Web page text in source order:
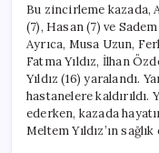
Bu zincirleme kazada,
(7), Hasan (7) ve
Ayrıca, Musa Uzun,
Fatma Yıldız, İlhan
Yıldız (16) yaralandı.
hastanelere kaldırıldı.
ederken, kazada
Meltem Yıldız’ın